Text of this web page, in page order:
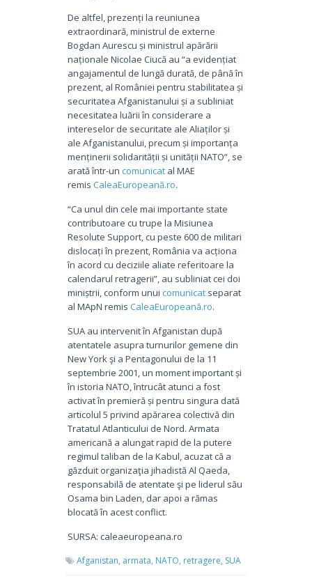
De altfel, prezenți la reuniunea
extraordinară, ministrul de externe
Bogdan Aurescu și ministrul apărării
naționale Nicolae Ciucă au “a evidențiat
angajamentul de lungă durată, de până în
prezent, al României pentru stabilitatea și
securitatea Afganistanului și a subliniat
necesitatea luării în considerare a
intereselor de securitate ale Aliaților și
ale Afganistanului, precum și importanța
menținerii solidarității și unității NATO”, se
arată într-un comunicatal MAE
remis CaleaEuropeană.ro.
“Ca unul din cele mai importante state
contributoare cu trupe la Misiunea
Resolute Support, cu peste 600 de militari
dislocaţi în prezent, România va acţiona
în acord cu deciziile aliate referitoare la
calendarul retragerii”, au subliniat cei doi
miniștrii, conform unui comunicatseparat
al MApN remis CaleaEuropeană.ro.
SUA au intervenit în Afganistan după
atentatele asupra turnurilor gemene din
New York şi a Pentagonului de la 11
septembrie 2001, un moment important și
în istoria NATO, întrucât atunci a fost
activat în premieră și pentru singura dată
articolul 5 privind apărarea colectivă din
Tratatul Atlanticului de Nord. Armata
americană a alungat rapid de la putere
regimul taliban de la Kabul, acuzat că a
găzduit organizaţia jihadistă Al Qaeda,
responsabilă de atentate şi pe liderul său
Osama bin Laden, dar apoi a rămas
blocată în acest conflict.
SURSA: caleaeuropeana.ro
Afganistan, armata, NATO, retragere, SUA